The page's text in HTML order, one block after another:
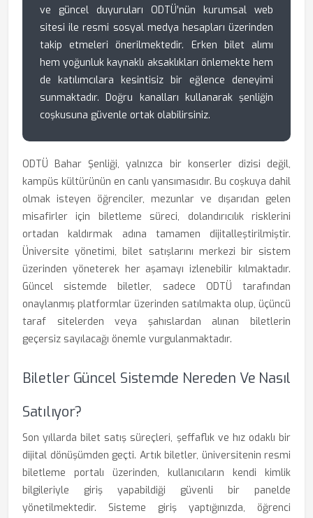
ve güncel duyuruları ODTÜ’nün kurumsal web
sitesi ile resmi sosyal medya hesapları üzerinden
takip etmeleri önerilmektedir. Erken bilet alımı
hem yoğunluk kaynaklı aksaklıkları önlemekte hem
de katılımcılara kesintisiz bir eğlence deneyimi
sunmaktadır. Doğru kanalları kullanarak şenliğin
coşkusuna güvenle ortak olabilirsiniz.
ODTÜ Bahar Şenliği, yalnızca bir konserler dizisi değil,
kampüs kültürünün en canlı yansımasıdır. Bu coşkuya dahil
olmak isteyen öğrenciler, mezunlar ve dışarıdan gelen
misafirler için biletleme süreci, dolandırıcılık risklerini
ortadan kaldırmak adına tamamen dijitalleştirilmiştir.
Üniversite yönetimi, bilet satışlarını merkezi bir sistem
üzerinden yöneterek her aşamayı izlenebilir kılmaktadır.
Güncel sistemde biletler, sadece ODTÜ tarafından
onaylanmış platformlar üzerinden satılmakta olup, üçüncü
taraf sitelerden veya şahıslardan alınan biletlerin
geçersiz sayılacağı önemle vurgulanmaktadır.
Biletler Güncel Sistemde Nereden Ve Nasıl
Satılıyor?
Son yıllarda bilet satış süreçleri, şeffaflık ve hız odaklı bir
dijital dönüşümden geçti. Artık biletler, üniversitenin resmi
biletleme portalı üzerinden, kullanıcıların kendi kimlik
bilgileriyle giriş yapabildiği güvenli bir panelde
yönetilmektedir. Sisteme giriş yaptığınızda, öğrenci